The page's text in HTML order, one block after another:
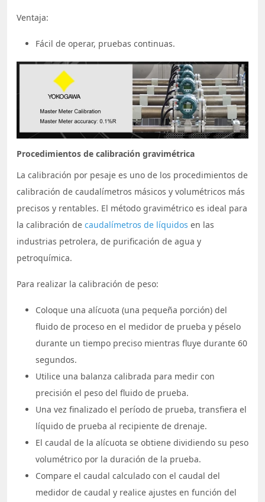
Ventaja:
Fácil de operar, pruebas continuas.
Procedimientos de calibración gravimétrica
La calibración por pesaje es uno de los procedimientos de
calibración de caudalímetros másicos y volumétricos más
precisos y rentables. El método gravimétrico es ideal para
la calibración de caudalímetros de líquidos en las
industrias petrolera, de purificación de agua y
petroquímica.
Para realizar la calibración de peso:
Coloque una alícuota (una pequeña porción) del
fluido de proceso en el medidor de prueba y péselo
durante un tiempo preciso mientras fluye durante 60
segundos.
Utilice una balanza calibrada para medir con
precisión el peso del fluido de prueba.
Una vez finalizado el período de prueba, transfiera el
líquido de prueba al recipiente de drenaje.
El caudal de la alícuota se obtiene dividiendo su peso
volumétrico por la duración de la prueba.
Compare el caudal calculado con el caudal del
medidor de caudal y realice ajustes en función del